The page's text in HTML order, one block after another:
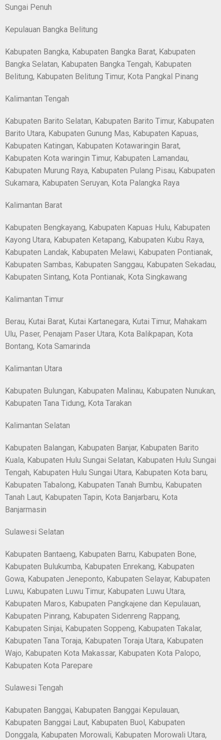
Sungai Penuh
Kepulauan Bangka Belitung
Kabupaten Bangka, Kabupaten Bangka Barat, Kabupaten
Bangka Selatan, Kabupaten Bangka Tengah, Kabupaten
Belitung, Kabupaten Belitung Timur, Kota Pangkal Pinang
Kalimantan Tengah
Kabupaten Barito Selatan, Kabupaten Barito Timur, Kabupaten
Barito Utara, Kabupaten Gunung Mas, Kabupaten Kapuas,
Kabupaten Katingan, Kabupaten Kotawaringin Barat,
Kabupaten Kota waringin Timur, Kabupaten Lamandau,
Kabupaten Murung Raya, Kabupaten Pulang Pisau, Kabupaten
Sukamara, Kabupaten Seruyan, Kota Palangka Raya
Kalimantan Barat
Kabupaten Bengkayang, Kabupaten Kapuas Hulu, Kabupaten
Kayong Utara, Kabupaten Ketapang, Kabupaten Kubu Raya,
Kabupaten Landak, Kabupaten Melawi, Kabupaten Pontianak,
Kabupaten Sambas, Kabupaten Sanggau, Kabupaten Sekadau,
Kabupaten Sintang, Kota Pontianak, Kota Singkawang
Kalimantan Timur
Berau, Kutai Barat, Kutai Kartanegara, Kutai Timur, Mahakam
Ulu, Paser, Penajam Paser Utara, Kota Balikpapan, Kota
Bontang, Kota Samarinda
Kalimantan Utara
Kabupaten Bulungan, Kabupaten Malinau, Kabupaten Nunukan,
Kabupaten Tana Tidung, Kota Tarakan
Kalimantan Selatan
Kabupaten Balangan, Kabupaten Banjar, Kabupaten Barito
Kuala, Kabupaten Hulu Sungai Selatan, Kabupaten Hulu Sungai
Tengah, Kabupaten Hulu Sungai Utara, Kabupaten Kota baru,
Kabupaten Tabalong, Kabupaten Tanah Bumbu, Kabupaten
Tanah Laut, Kabupaten Tapin, Kota Banjarbaru, Kota
Banjarmasin
Sulawesi Selatan
Kabupaten Bantaeng, Kabupaten Barru, Kabupaten Bone,
Kabupaten Bulukumba, Kabupaten Enrekang, Kabupaten
Gowa, Kabupaten Jeneponto, Kabupaten Selayar, Kabupaten
Luwu, Kabupaten Luwu Timur, Kabupaten Luwu Utara,
Kabupaten Maros, Kabupaten Pangkajene dan Kepulauan,
Kabupaten Pinrang, Kabupaten Sidenreng Rappang,
Kabupaten Sinjai, Kabupaten Soppeng, Kabupaten Takalar,
Kabupaten Tana Toraja, Kabupaten Toraja Utara, Kabupaten
Wajo, Kabupaten Kota Makassar, Kabupaten Kota Palopo,
Kabupaten Kota Parepare
Sulawesi Tengah
Kabupaten Banggai, Kabupaten Banggai Kepulauan,
Kabupaten Banggai Laut, Kabupaten Buol, Kabupaten
Donggala, Kabupaten Morowali, Kabupaten Morowali Utara,